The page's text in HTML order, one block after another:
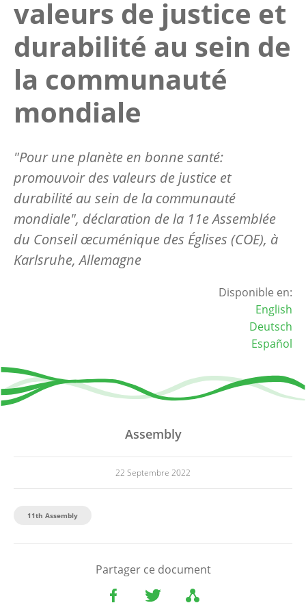
valeurs de justice et
durabilité au sein de
la communauté
mondiale
"Pour une planète en bonne santé:
promouvoir des valeurs de justice et
durabilité au sein de la communauté
mondiale", déclaration de la 11e Assemblée
du Conseil œcuménique des Églises (COE), à
Karlsruhe, Allemagne
Disponible en:
English
Deutsch
Español
Assembly
22 Septembre 2022
11th Assembly
Partager ce document